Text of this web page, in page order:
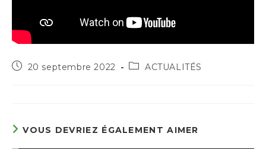
Publication
20 septembre 2022
PostACTUALITÉS
VOUS DEVRIEZ ÉGALEMENT AIMER